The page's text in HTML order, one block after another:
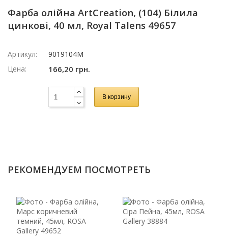
Фарба олійна ArtCreation, (104) Білила
цинкові, 40 мл, Royal Talens 49657
Артикул:
9019104M
Цена:
166,20 грн.
В корзину
РЕКОМЕНДУЕМ ПОСМОТРЕТЬ